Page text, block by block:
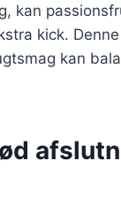
kan
kick.
kan